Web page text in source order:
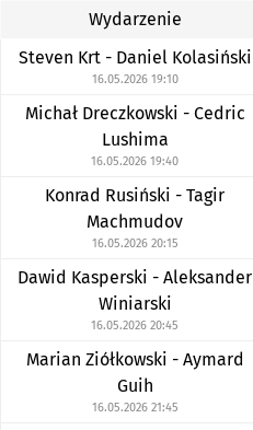
Wydarzenie
Steven Krt - Daniel Kolasiński
16.05.2026 19:10
Michał Dreczkowski - Cedric
Lushima
16.05.2026 19:40
Konrad Rusiński - Tagir
Machmudov
16.05.2026 20:15
Dawid Kasperski - Aleksander
Winiarski
16.05.2026 20:45
Marian Ziółkowski - Aymard
Guih
16.05.2026 21:45